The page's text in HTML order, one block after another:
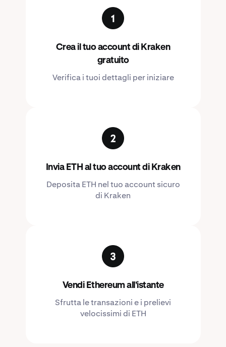
Crea il tuo account di Kraken
gratuito
Verifica i tuoi dettagli per iniziare
Invia ETH al tuo account di Kraken
Deposita ETH nel tuo account sicuro
di Kraken
Vendi Ethereum all'istante
Sfrutta le transazioni e i prelievi
velocissimi di ETH